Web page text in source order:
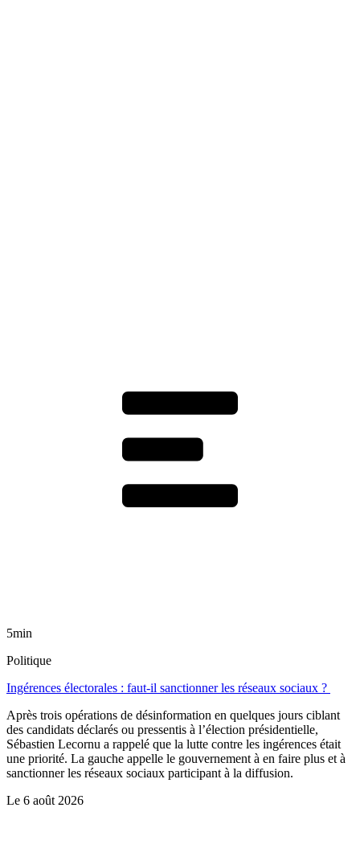
5min
Politique
Ingérences électorales : faut-il sanctionner les réseaux sociaux ?
Après trois opérations de désinformation en quelques jours ciblant
des candidats déclarés ou pressentis à l’élection présidentielle,
Sébastien Lecornu a rappelé que la lutte contre les ingérences était
une priorité. La gauche appelle le gouvernement à en faire plus et à
sanctionner les réseaux sociaux participant à la diffusion.
Le 6 août 2026